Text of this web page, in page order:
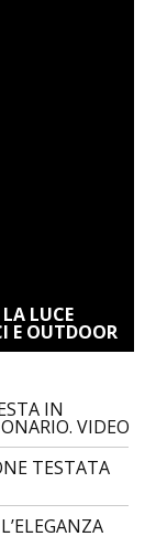
LUCE
E OUTDOOR
IN
VIDEO
TESTATA